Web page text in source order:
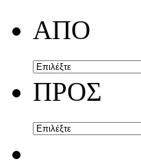
ΑΠΟ
ΠΡΟΣ